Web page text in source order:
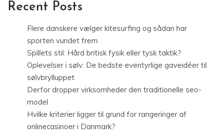
Recent Posts
Flere danskere vælger kitesurfing og sådan har
sporten vundet frem
Spillets stil: Hård britisk fysik eller tysk taktik?
Oplevelser i sølv: De bedste eventyrlige gaveidéer til
sølvbrylluppet
Derfor dropper virksomheder den traditionelle seo-
model
Hvilke kriterier ligger til grund for rangeringer af
onlinecasinoer i Danmark?